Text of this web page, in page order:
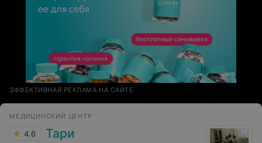
ЭФФЕКТИВНАЯ РЕКЛАМА НА САЙТЕ
МЕДИЦИНСКИЙ ЦЕНТР
4.6 Тари